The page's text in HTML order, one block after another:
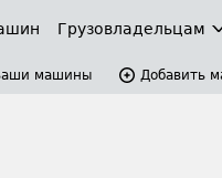
Грузовладельцам
машины Добавить